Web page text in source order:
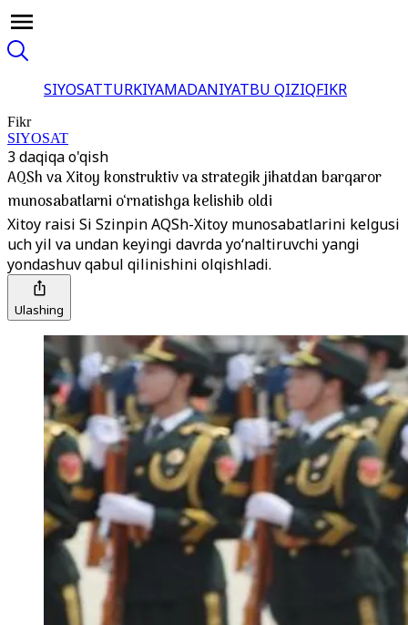
SIYOSATTURKIYAMADANIYATBU QIZIQFIKR
Fikr
SIYOSAT
3 daqiqa o'qish
AQSh va Xitoy konstruktiv va strategik jihatdan barqaror
munosabatlarni o‘rnatishga kelishib oldi
Xitoy raisi Si Szinpin AQSh-Xitoy munosabatlarini kelgusi
uch yil va undan keyingi davrda yo‘naltiruvchi yangi
yondashuv qabul qilinishini olqishladi.
Ulashing